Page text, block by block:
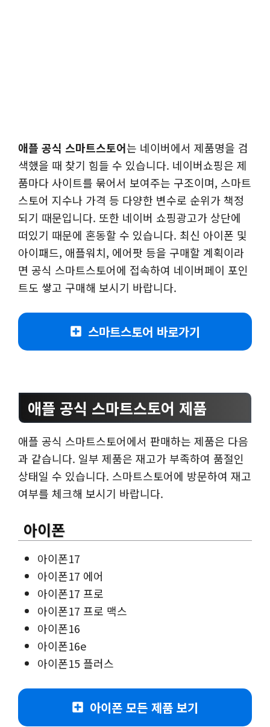
애플 공식 스마트스토어는 네이버에서 제품명을 검
색했을 때 찾기 힘들 수 있습니다. 네이버쇼핑은 제
품마다 사이트를 묶어서 보여주는 구조이며, 스마트
스토어 지수나 가격 등 다양한 변수로 순위가 책정
되기 때문입니다. 또한 네이버 쇼핑광고가 상단에
떠있기 때문에 혼동할 수 있습니다. 최신 아이폰 및
아이패드, 애플워치, 에어팟 등을 구매할 계획이라
면 공식 스마트스토어에 접속하여 네이버페이 포인
트도 쌓고 구매해 보시기 바랍니다.
스마트스토어 바로가기
애플 공식 스마트스토어 제품
애플 공식 스마트스토어에서 판매하는 제품은 다음
과 같습니다. 일부 제품은 재고가 부족하여 품절인
상태일 수 있습니다. 스마트스토어에 방문하여 재고
여부를 체크해 보시기 바랍니다.
아이폰
아이폰17
아이폰17 에어
아이폰17 프로
아이폰17 프로 맥스
아이폰16
아이폰16e
아이폰15 플러스
아이폰 모든 제품 보기